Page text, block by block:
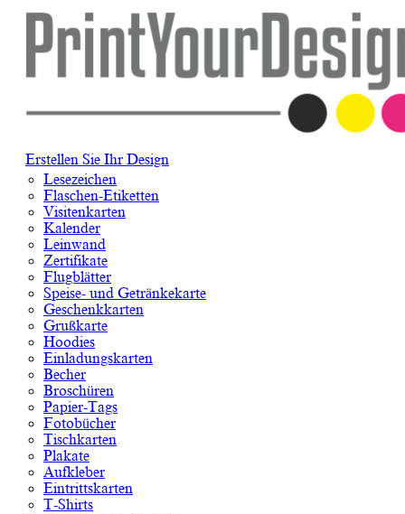
Erstellen Sie Ihr Design
Lesezeichen
Flaschen-Etiketten
Visitenkarten
Kalender
Leinwand
Zertifikate
Flugblätter
Speise- und Getränkekarte
Geschenkkarten
Grußkarte
Hoodies
Einladungskarten
Becher
Broschüren
Papier-Tags
Fotobücher
Tischkarten
Plakate
Aufkleber
Eintrittskarten
T-Shirts